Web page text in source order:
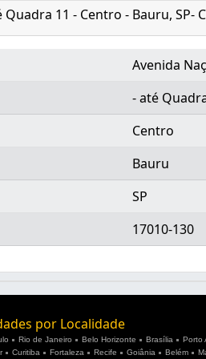
11 - Centro - Bauru, SP-
Avenida
- até
Centro
Bauru
SP
17010-130
por Localidade
Rio de Janeiro Belo Horizonte Brasília
Porto
Curitiba Fortaleza Recife Goiânia Belém